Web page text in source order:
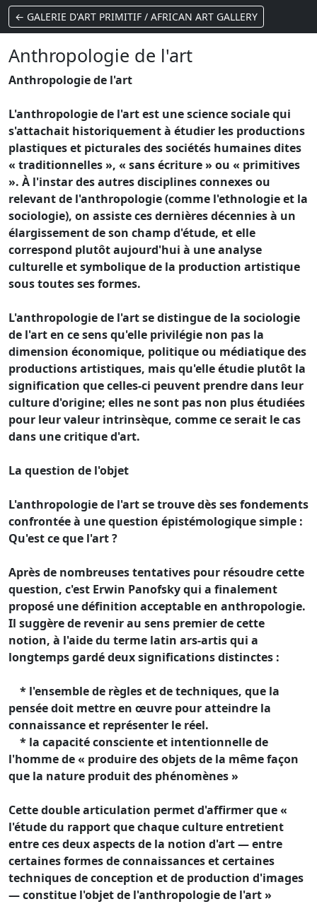
← GALERIE D'ART PRIMITIF / AFRICAN ART GALLERY
Anthropologie de l'art
Anthropologie de l'art
L'anthropologie de l'art est une science sociale qui
s'attachait historiquement à étudier les productions
plastiques et picturales des sociétés humaines dites
« traditionnelles », « sans écriture » ou « primitives
». À l'instar des autres disciplines connexes ou
relevant de l'anthropologie (comme l'ethnologie et la
sociologie), on assiste ces dernières décennies à un
élargissement de son champ d'étude, et elle
correspond plutôt aujourd'hui à une analyse
culturelle et symbolique de la production artistique
sous toutes ses formes.
L'anthropologie de l'art se distingue de la sociologie
de l'art en ce sens qu'elle privilégie non pas la
dimension économique, politique ou médiatique des
productions artistiques, mais qu'elle étudie plutôt la
signification que celles-ci peuvent prendre dans leur
culture d'origine; elles ne sont pas non plus étudiées
pour leur valeur intrinsèque, comme ce serait le cas
dans une critique d'art.
La question de l'objet
L'anthropologie de l'art se trouve dès ses fondements
confrontée à une question épistémologique simple :
Qu'est ce que l'art ?
Après de nombreuses tentatives pour résoudre cette
question, c'est Erwin Panofsky qui a finalement
proposé une définition acceptable en anthropologie.
Il suggère de revenir au sens premier de cette
notion, à l'aide du terme latin ars-artis qui a
longtemps gardé deux significations distinctes :
* l'ensemble de règles et de techniques, que la
pensée doit mettre en œuvre pour atteindre la
connaissance et représenter le réel.
* la capacité consciente et intentionnelle de
l'homme de « produire des objets de la même façon
que la nature produit des phénomènes »
Cette double articulation permet d'affirmer que «
l'étude du rapport que chaque culture entretient
entre ces deux aspects de la notion d'art — entre
certaines formes de connaissances et certaines
techniques de conception et de production d'images
— constitue l'objet de l'anthropologie de l'art »